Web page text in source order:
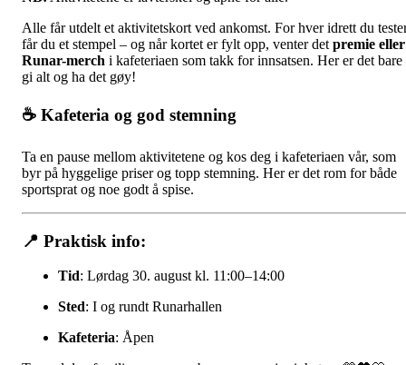
Alle får utdelt et aktivitetskort ved ankomst. For hver idrett du
får du et stempel – og når kortet er fylt opp, venter det premie eller
Runar-merch i kafeteriaen som takk for innsatsen. Her er det bare
gi alt og ha det gøy!
☕ Kafeteria og god stemning
Ta en pause mellom aktivitetene og kos deg i kafeteriaen vår, som
byr på hyggelige priser og topp stemning. Her er det rom for både
sportsprat og noe godt å spise.
📍 Praktisk info:
Tid: Lørdag 30. august kl. 11:00–14:00
Sted: I og rundt Runarhallen
Kafeteria: Åpen